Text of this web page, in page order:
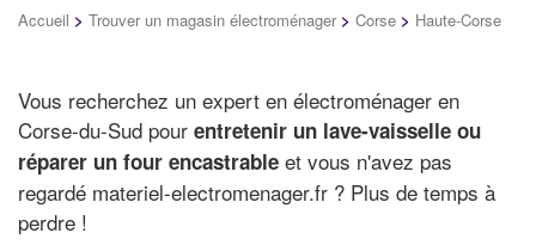
Accueil > Trouver un magasin électroménager > Corse > Haute-Corse
Vous recherchez un expert en électroménager en
Corse-du-Sud pour entretenir un lave-vaisselle ou
réparer un four encastrable et vous n'avez pas
regardé materiel-electromenager.fr ? Plus de temps à
perdre !